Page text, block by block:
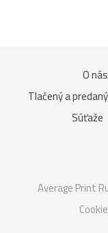
O nás
Tlačený a
Súťaže
Average Print